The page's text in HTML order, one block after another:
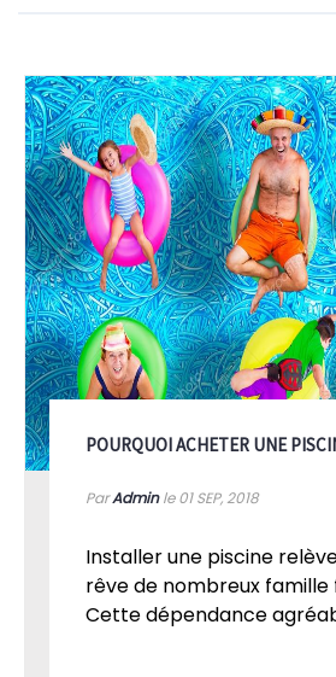
POURQUOI ACHETER UNE
ParAdminle 01SEP, 2018
Installer une piscine
rêve de nombreux famille
Cette dépendance